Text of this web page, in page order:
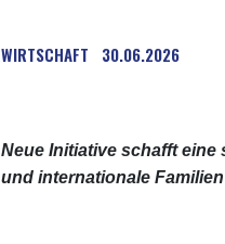
WIRTSCHAFT 30.06.2026
Neue Initiative schafft eine
und internationale